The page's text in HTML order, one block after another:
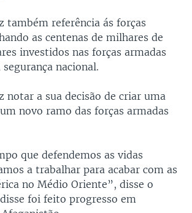
também referência ás forças
as centenas de milhares de
investidos nas forças armadas
nacional.
notar a sua decisão de criar uma
novo ramo das forças armadas
que defendemos as vidas
a trabalhar para acabar com as
no Médio Oriente”, disse o
foi feito progresso em